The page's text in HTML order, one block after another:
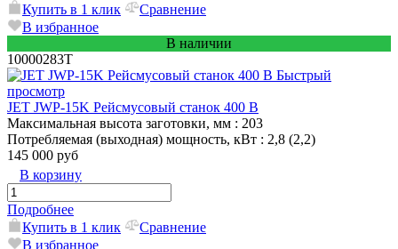
Купить в 1 клик
Сравнение
В избранное
В наличии
10000283T
Быстрый
просмотр
JET JWP-15K Рейсмусовый станок 400 В
Максимальная высота заготовки, мм : 203
Потребляемая (выходная) мощность, кВт : 2,8 (2,2)
145 000 руб
В корзину
Подробнее
Купить в 1 клик
Сравнение
В избранное